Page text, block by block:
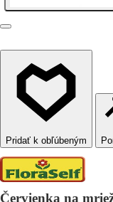
Červienka na